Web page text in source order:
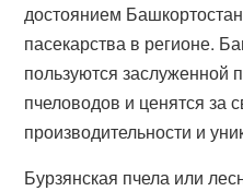
достоянием
пасекарства в регионе.
пользуются заслуженной
пчеловодов и ценятся за
производительности и
Бурзянская пчела или